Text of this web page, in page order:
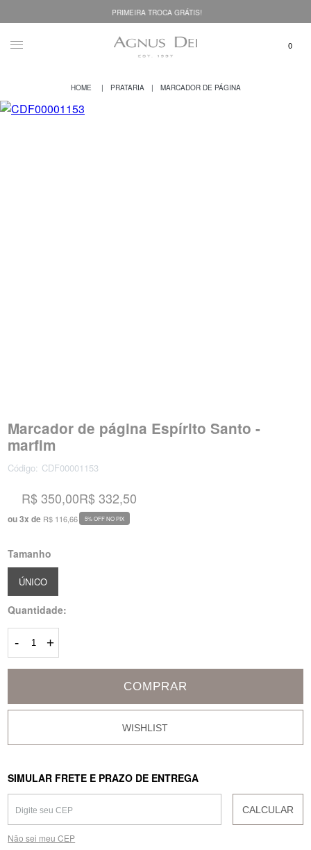
PRIMEIRA TROCA GRÁTIS!
PRATARIA MARCADOR DE PÁGINA
Marcador de página Espírito Santo -
marfim
Código: CDF00001153
R$ 350,00
ou3x de R$ 116,66
R$ 332,50
5% OFF NO PIX
Tamanho
ÚNICO
Quantidade:
- +
COMPRAR
SIMULAR FRETE E PRAZO DE ENTREGA
CALCULAR
Não sei meu CEP